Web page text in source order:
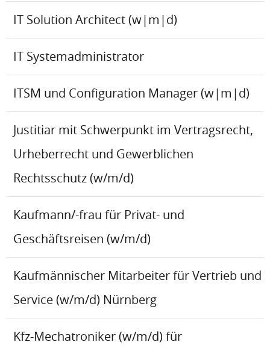
IT Solution Architect (w|m|d)
IT Systemadministrator
ITSM und Configuration Manager (w|m|d)
Justitiar mit Schwerpunkt im Vertragsrecht,
Urheberrecht und Gewerblichen
Rechtsschutz (w/m/d)
Kaufmann/-frau für Privat- und
Geschäftsreisen (w/m/d)
Kaufmännischer Mitarbeiter für Vertrieb und
Service (w/m/d) Nürnberg
Kfz-Mechatroniker (w/m/d) für